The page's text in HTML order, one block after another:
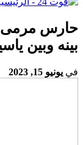
حارس مرمى
بينه وبين
في يونيو 15, 2023